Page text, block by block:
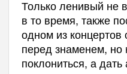
Только ленивый не
в то время, также
одном из концертов
перед знаменем, но
поклониться, а